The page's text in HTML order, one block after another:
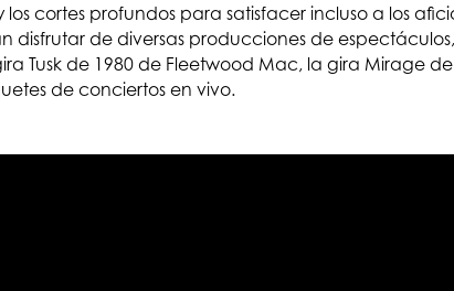
los cortes profundos para satisfacer incluso a los
disfrutar de diversas producciones de
Tusk de 1980 de Fleetwood Mac, la gira Mirage
de conciertos en vivo.